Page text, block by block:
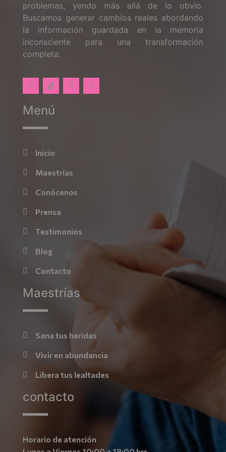
problemas, yendo más allá de lo obvio.
Buscamos generar cambios reales abordando
la información guardada en la memoria
inconsciente para una transformación
completa.
Menú
Inicio
Maestrías
Conócenos
Prensa
Testimonios
Blog
Contacto
Maestrías
Sana tus heridas
Vivir en abundancia
Libera tus lealtades
contacto
Horario de atención